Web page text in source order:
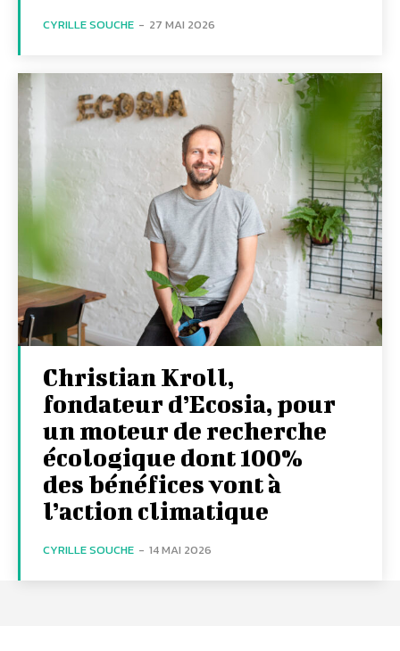
CYRILLE SOUCHE - 27 MAI 2026
Christian Kroll,
fondateur d’Ecosia, pour
un moteur de recherche
écologique dont 100%
des bénéfices vont à
l’action climatique
CYRILLE SOUCHE - 14 MAI 2026